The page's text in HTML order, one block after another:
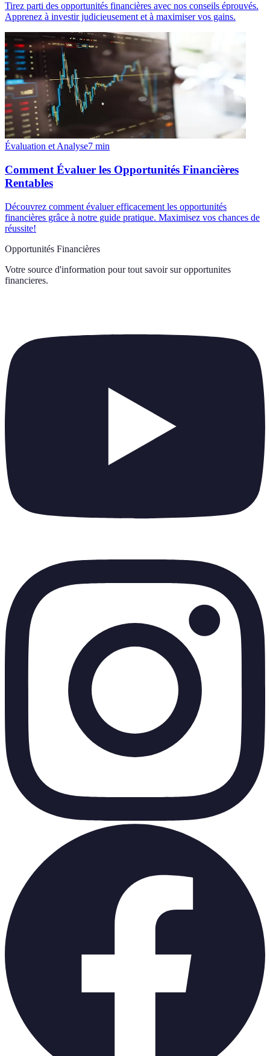
Tirez parti des opportunités financières avec nos conseils éprouvés.
Apprenez à investir judicieusement et à maximiser vos gains.
Évaluation et Analyse7 min
Comment Évaluer les Opportunités Financières
Rentables
Découvrez comment évaluer efficacement les opportunités
financières grâce à notre guide pratique. Maximisez vos chances de
réussite!
Opportunités Financières
Votre source d'information pour tout savoir sur opportunites
financieres.